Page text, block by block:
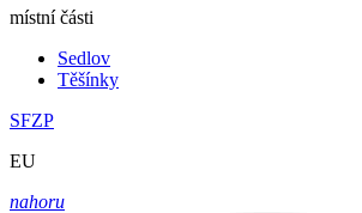
místní části
Sedlov
Těšínky
SFZP
EU
nahoru